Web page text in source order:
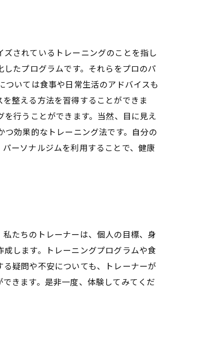
されているトレーニングのことを指し
たプログラムです。それらをプロのパ
ついては食事や日常生活のアドバイスも
整える方法を習得することができま
行うことができます。当然、目に見え
効果的なトレーニング法です。自分の
ーソナルジムを利用することで、健康
たちのトレーナーは、個人の目標、身
します。トレーニングプログラムや食
疑問や不安についても、トレーナーが
きます。是非一度、体験してみてくだ